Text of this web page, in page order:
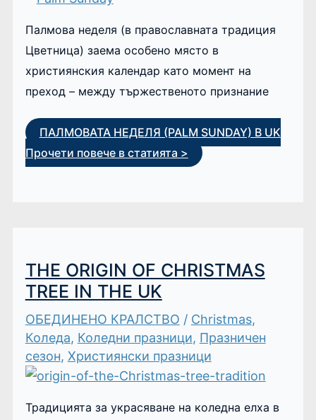
Палмова неделя (в православната традиция
Цветница) заема особено място в
християнския календар като момент на
преход – между тържественото признание
ПАЛМОВАТА НЕДЕЛЯ (PALM SUNDAY) В UK
Прочети повече в статията >
THE ORIGIN OF CHRISTMAS
TREE IN THE UK
ОБЕДИНЕНО КРАЛСТВО / Christmas,
Коледа, Коледни празници, Празничен
сезон, Християнски празници
Традицията за украсяване на коледна елха в